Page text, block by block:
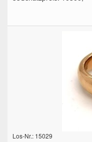
Los-Nr.: 15029